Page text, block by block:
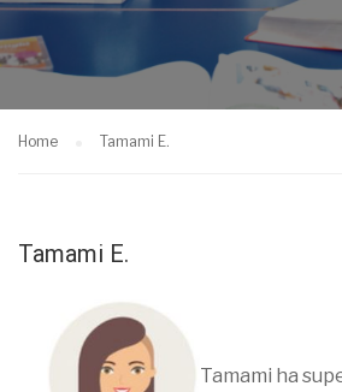
Home Tamami E.
Tamami E.
Tamami ha